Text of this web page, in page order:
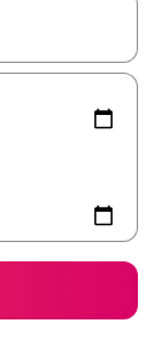
je een keuze